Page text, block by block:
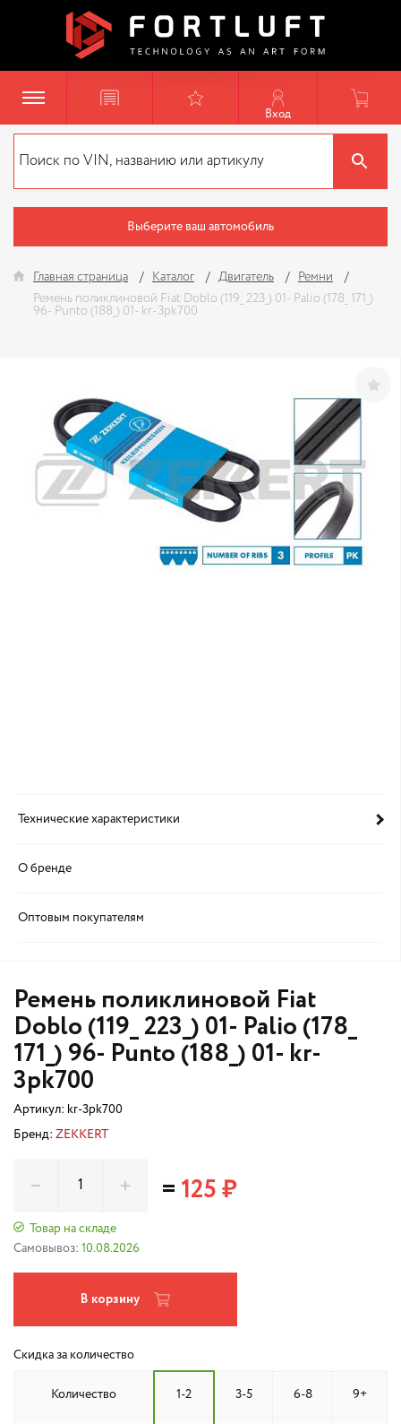
Вход
Выберите ваш автомобиль
Главная страница Каталог Двигатель
Ремни
Ремень поликлиновой Fiat Doblo (119_ 223_) 01- Palio (178_ 171_)
96- Punto (188_) 01- kr-3pk700
Технические характеристики
О бренде
Оптовым покупателям
Ремень поликлиновой Fiat
Doblo (119_ 223_) 01- Palio (178_
171_) 96- Punto (188_) 01- kr-
3pk700
Артикул: kr-3pk700
Бренд: ZEKKERT
Товар на складе
Самовывоз: 10.08.2026
=125 ₽
В корзину
Скидка за количество
Количество 1-2 3-5 6-8 9+